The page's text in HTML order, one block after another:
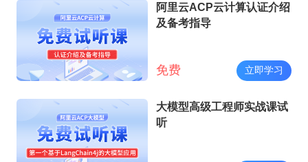
阿里云ACP云计算认证介绍
及备考指导
免费 立即学习
大模型高级工程师实战课试
听